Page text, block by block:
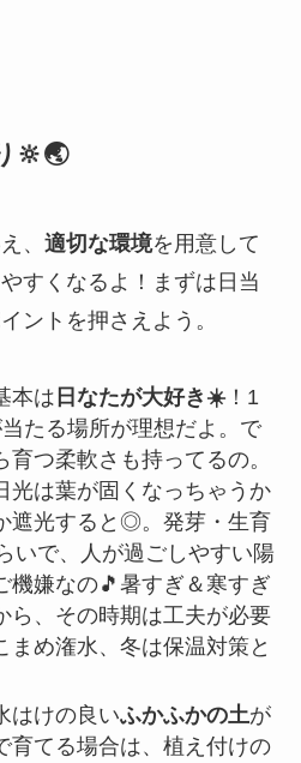
🔆🌏
、 適切な環境を用意して
すくなるよ！まずは日当
ントを押さえよう。
本は 日なたが大好き☀️！1
たる場所が理想だよ。で
育つ柔軟さも持ってるの。
光は葉が固くなっちゃうか
遮光すると◎。発芽・生育
いで、人が過ごしやすい陽
機嫌なの🎵暑すぎ＆寒すぎ
ら、その時期は工夫が必要
まめ潅水、冬は保温対策と
はけの良いふかふかの土が
育てる場合は、植え付けの